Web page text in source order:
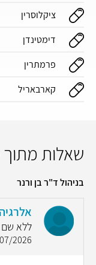
ציקלוסרין
דימטינדן
פרמתרין
קארבאריל
שאלות מתוך
בניהול ד"ר בן ורנר
ללא שם
| 21:38